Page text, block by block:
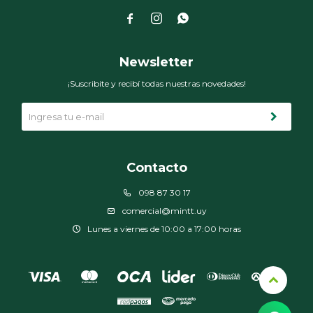
  
Contacto
098 87 30 17
comercial@mintt.uy
Lunes a viernes de 10:00 a 17:00 horas
Newsletter
¡Suscribite y recibí todas nuestras novedades!